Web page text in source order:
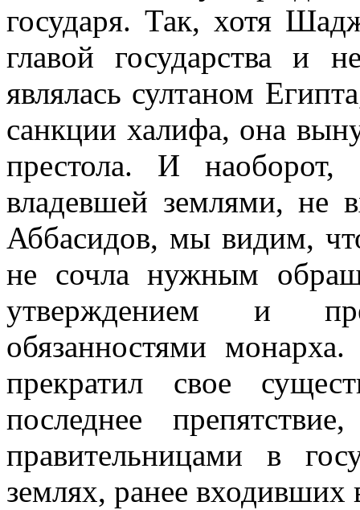
государя. Так, хотя
главой государства и
являлась султаном
санкции халифа, она
престола. И
владевшей землями, не
Аббасидов, мы видим,
не сочла нужным
утверждением и
обязанностями
прекратил свое
последнее
правительницами в
землях, ранее входивших